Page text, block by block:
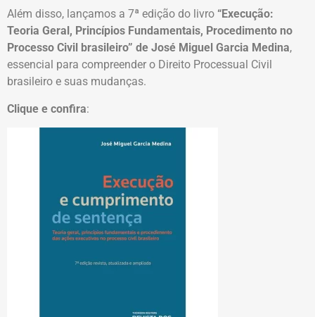
Além disso, lançamos a 7ª edição do livro “Execução:
Teoria Geral, Princípios Fundamentais, Procedimento no
Processo Civil brasileiro” de José Miguel Garcia Medina,
essencial para compreender o Direito Processual Civil
brasileiro e suas mudanças.
Clique e confira: